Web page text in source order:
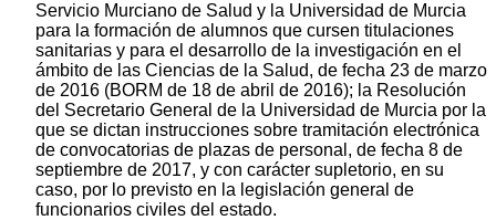
Servicio Murciano de Salud y la Universidad de Murcia
para la formación de alumnos que cursen titulaciones
sanitarias y para el desarrollo de la investigación en el
ámbito de las Ciencias de la Salud, de fecha 23 de marzo
de 2016 (BORM de 18 de abril de 2016); la Resolución
del Secretario General de la Universidad de Murcia por la
que se dictan instrucciones sobre tramitación electrónica
de convocatorias de plazas de personal, de fecha 8 de
septiembre de 2017, y con carácter supletorio, en su
caso, por lo previsto en la legislación general de
funcionarios civiles del estado.